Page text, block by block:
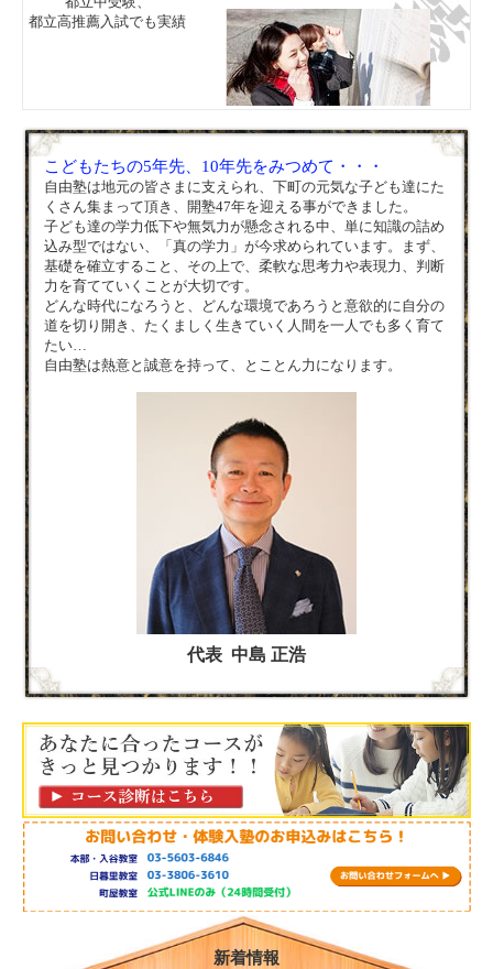
都立高推薦入試でも実績
こどもたちの5年先、10年先をみつめて・・・
自由塾は地元の皆さまに支えられ、下町の元気な子ども達にた
くさん集まって頂き、開塾47年を迎える事ができました。
子ども達の学力低下や無気力が懸念される中、単に知識の詰め
込み型ではない、「真の学力」が今求められています。まず、
基礎を確立すること、その上で、柔軟な思考力や表現力、判断
力を育てていくことが大切です。
どんな時代になろうと、どんな環境であろうと意欲的に自分の
道を切り開き、たくましく生きていく人間を一人でも多く育て
たい…
自由塾は熱意と誠意を持って、とことん力になります。
代表 中島 正浩
新着情報